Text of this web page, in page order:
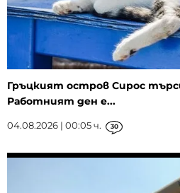
Гръцкият остров Сирос
Работният ден е...
04.08.2026 | 00:05 ч. 30